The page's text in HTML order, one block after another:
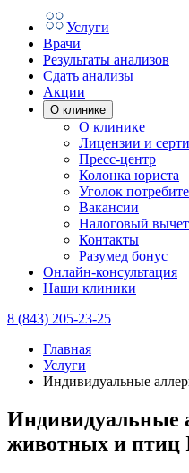
Услуги
Врачи
Результаты анализов
Сдать анализы
Акции
О клинике
О клинике
Лицензии и
Пресс-центр
Колонка юриста
Уголок
Вакансии
Налоговый
Контакты
Разумед бонус
Онлайн-консультация
Наши клиники
8 (843) 205-23-25
Главная
Услуги
Индивидуальные
Индивидуальные
животных и птиц